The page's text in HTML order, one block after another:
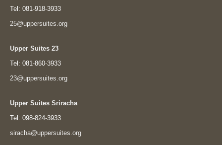
Tel: 081-918-3933
25@uppersuites.org
Upper Suites 23
Tel: 081-860-3933
23@uppersuites.org
Upper Suites Sriracha
Tel: 098-824-3933
siracha@uppersuites.org